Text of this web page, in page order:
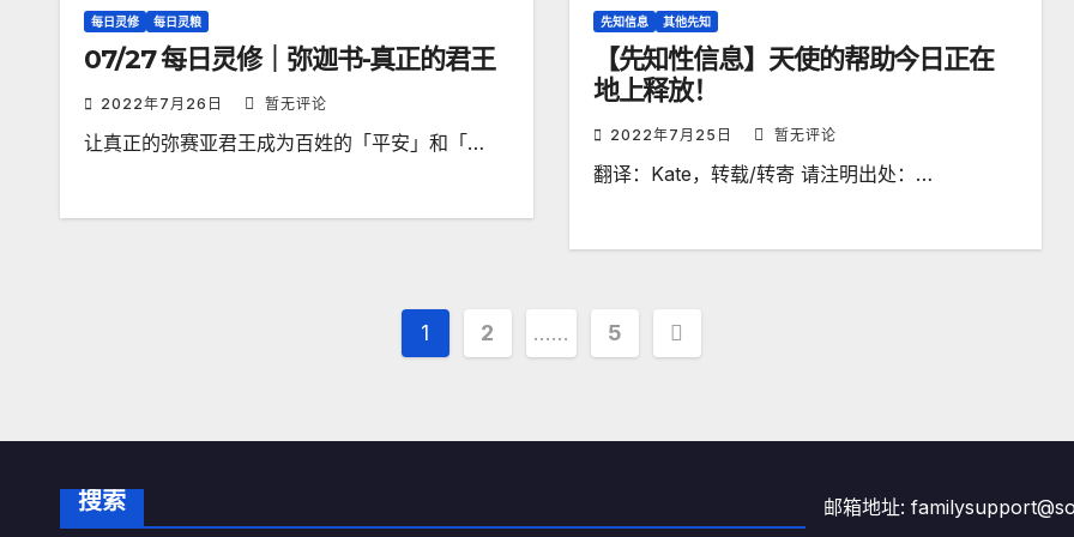
每日灵修 每日灵粮
07/27 每日灵修｜弥迦书-真正的君王
2022年7月26日 暂无评论
让真正的弥赛亚君王成为百姓的「平安」和「…
先知信息 其他先知
【先知性信息】天使的帮助今日正在
地上释放！
2022年7月25日 暂无评论
翻译：Kate，转载/转寄 请注明出处：…
文
分
1 2 …… 5
搜索 邮箱地址: